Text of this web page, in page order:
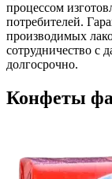
процессом
потребителей.
производимых
сотрудничество с
долгосрочно.
Конфеты